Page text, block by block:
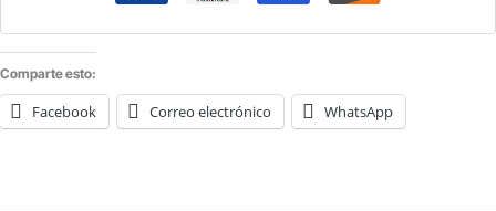
Comparte esto:
Facebook Correo electrónico WhatsApp